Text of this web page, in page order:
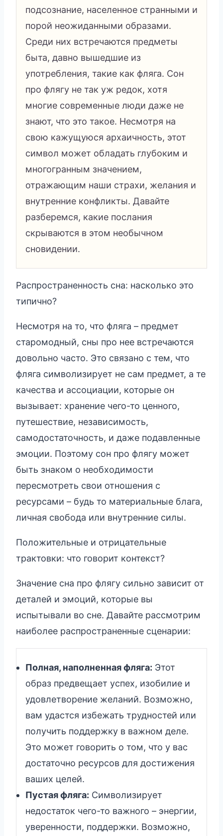
подсознание, населенное странными и
порой неожиданными образами.
Среди них встречаются предметы
быта, давно вышедшие из
употребления, такие как фляга. Сон
про флягу не так уж редок, хотя
многие современные люди даже не
знают, что это такое. Несмотря на
свою кажущуюся архаичность, этот
символ может обладать глубоким и
многогранным значением,
отражающим наши страхи, желания и
внутренние конфликты. Давайте
разберемся, какие послания
скрываются в этом необычном
сновидении.
Распространенность сна: насколько это
типично?
Несмотря на то, что фляга – предмет
старомодный, сны про нее встречаются
довольно часто. Это связано с тем, что
фляга символизирует не сам предмет, а те
качества и ассоциации, которые он
вызывает: хранение чего-то ценного,
путешествие, независимость,
самодостаточность, и даже подавленные
эмоции. Поэтому сон про флягу может
быть знаком о необходимости
пересмотреть свои отношения с
ресурсами – будь то материальные блага,
личная свобода или внутренние силы.
Положительные и отрицательные
трактовки: что говорит контекст?
Значение сна про флягу сильно зависит от
деталей и эмоций, которые вы
испытывали во сне. Давайте рассмотрим
наиболее распространенные сценарии:
Полная, наполненная фляга: Этот
образ предвещает успех, изобилие и
удовлетворение желаний. Возможно,
вам удастся избежать трудностей или
получить поддержку в важном деле.
Это может говорить о том, что у вас
достаточно ресурсов для достижения
ваших целей.
Пустая фляга: Символизирует
недостаток чего-то важного – энергии,
уверенности, поддержки. Возможно,